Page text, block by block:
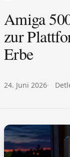
Amiga
zur
Erbe
Veröffentlicht am:
24. Juni 2026